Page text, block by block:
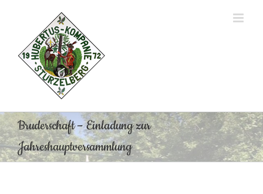
Bruderschaft – Einladung zur
Jahreshauptversammlung